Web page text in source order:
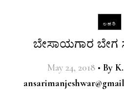
ಲಹರಿ
ಬೇಸಾಯಗಾರ ಬೇಗ
May 24, 2018 • By